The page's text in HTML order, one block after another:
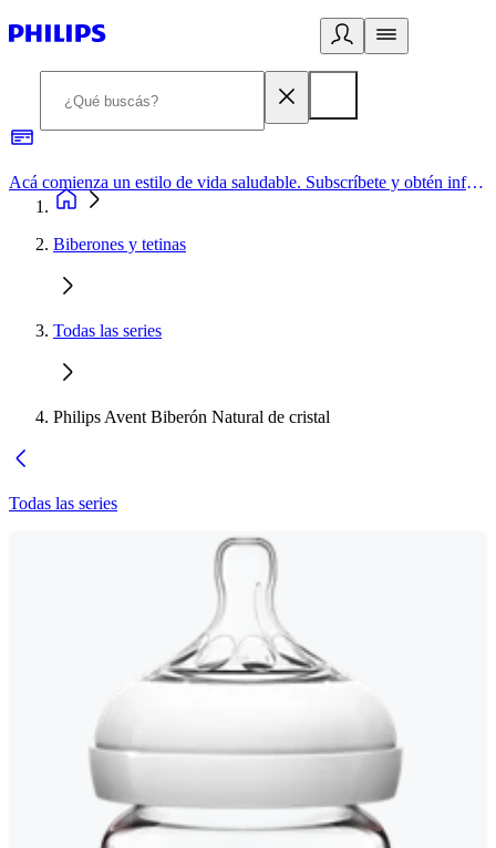
Acá comienza un estilo de vida saludable. Subscríbete y obtén información de primera mano
Biberones y tetinas
Todas las series
Philips Avent Biberón Natural de cristal
Todas las series